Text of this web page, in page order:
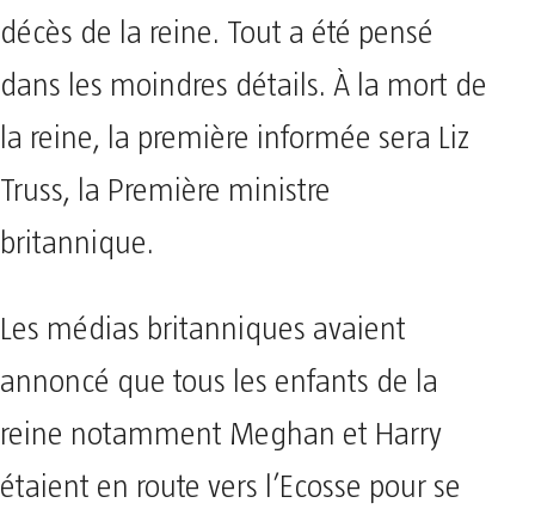
décès de la reine. Tout a été pensé
dans les moindres détails. À la mort de
la reine, la première informée sera Liz
Truss, la Première ministre
britannique.
Les médias britanniques avaient
annoncé que tous les enfants de la
reine notamment Meghan et Harry
étaient en route vers l’Ecosse pour se